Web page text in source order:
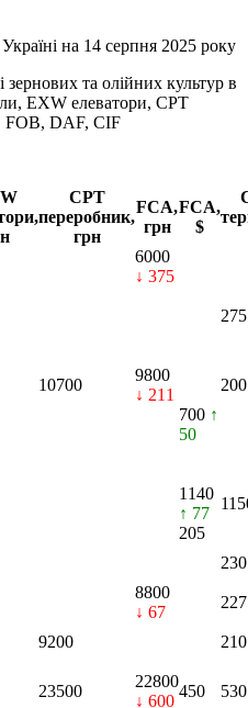
зернових та олійних культур в
EXW елеватори, CPT
FOB, DAF, CIF
CPT
переробник,
грн
FCA,
грн
FCA,
$
6000
↓ 375
275
10700
9800
↓ 211
200
700 ↑
50
1140
↑ 77
205
230
8800
↓ 67
227
9200
210
23500
22800
↓ 600
450 530